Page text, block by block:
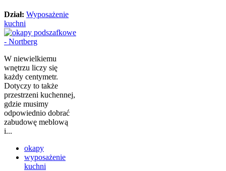
Dział: Wyposażenie
kuchni
W niewielkiemu
wnętrzu liczy się
każdy centymetr.
Dotyczy to także
przestrzeni kuchennej,
gdzie musimy
odpowiednio dobrać
zabudowę meblową
i...
okapy
wyposażenie
kuchni